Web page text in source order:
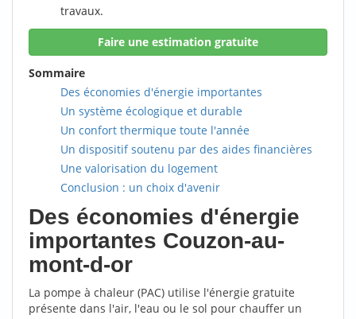
travaux.
Faire une estimation gratuite
Sommaire
Des économies d'énergie importantes
Un système écologique et durable
Un confort thermique toute l'année
Un dispositif soutenu par des aides financières
Une valorisation du logement
Conclusion : un choix d'avenir
Des économies d'énergie
importantes Couzon-au-
mont-d-or
La pompe à chaleur (PAC) utilise l'énergie gratuite
présente dans l'air, l'eau ou le sol pour chauffer un